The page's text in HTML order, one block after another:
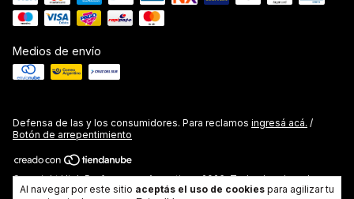
Al navegar por este sitio aceptás el uso de cookies para agilizar tu
Medios de envío
Defensa de las y los consumidores. Para reclamos ingresá acá. /
Botón de arrepentimiento
Copyright High Performance Argentina - 2026. Todos los derechos
reservados.